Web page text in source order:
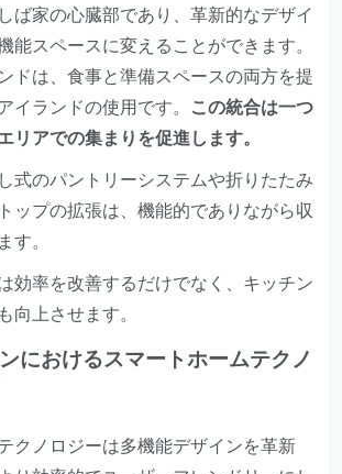
ば家の心臓部であり、革新的なデザイ
能スペースに変えることができます。
ドは、食事と準備スペースの両方を提
イランドの使用です。
この統合は一つ
リアでの集まりを促進します。
式のパントリーシステムや折りたたみ
ップの拡張は、機能的でありながら収
す。
効率を改善するだけでなく、キッチン
向上させます。
におけるスマートホームテクノ
クノロジーは多機能デザインを革新